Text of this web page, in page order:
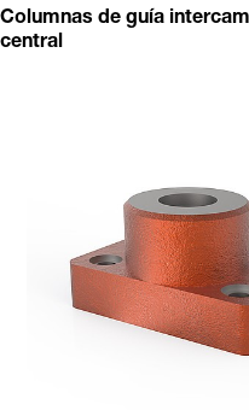
Columnas de guía
central